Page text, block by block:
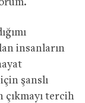
insanların
şanslı
çıkmayı tercih